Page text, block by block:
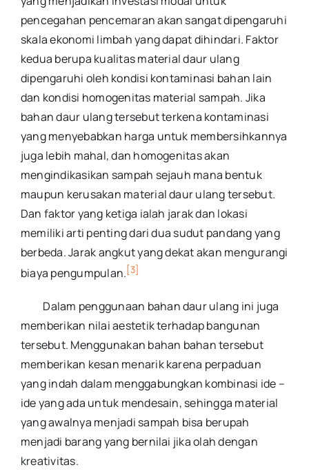
pencegahan pencemaran akan sangat dipengaruhi
skala ekonomi limbah yang dapat dihindari. Faktor
kedua berupa kualitas material daur ulang
dipengaruhi oleh kondisi kontaminasi bahan lain
dan kondisi homogenitas material sampah. Jika
bahan daur ulang tersebut terkena kontaminasi
yang menyebabkan harga untuk membersihkannya
juga lebih mahal, dan homogenitas akan
mengindikasikan sampah sejauh mana bentuk
maupun kerusakan material daur ulang tersebut.
Dan faktor yang ketiga ialah jarak dan lokasi
memiliki arti penting dari dua sudut pandang yang
berbeda. Jarak angkut yang dekat akan mengurangi
biaya pengumpulan. [3]
Dalam penggunaan bahan daur ulang ini juga
memberikan nilai aestetik terhadap bangunan
tersebut. Menggunakan bahan bahan tersebut
memberikan kesan menarik karena perpaduan
yang indah dalam menggabungkan kombinasi ide –
ide yang ada untuk mendesain, sehingga material
yang awalnya menjadi sampah bisa berupah
menjadi barang yang bernilai jika olah dengan
kreativitas.